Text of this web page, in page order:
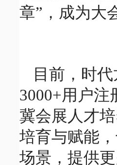
章”，成为大
目前，时
3000+用户
冀会展人才
培育与赋能
场景，提供